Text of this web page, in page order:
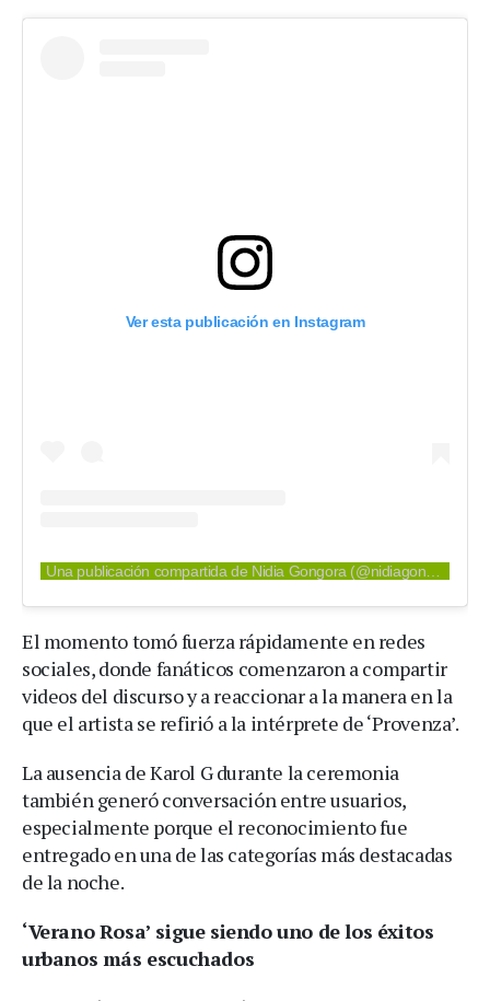
Ver esta publicación en Instagram
El momento tomó fuerza rápidamente en redes
sociales, donde fanáticos comenzaron a compartir
videos del discurso y a reaccionar a la manera en la
que el artista se refirió a la intérprete de ‘Provenza’.
La ausencia de Karol G durante la ceremonia
también generó conversación entre usuarios,
especialmente porque el reconocimiento fue
entregado en una de las categorías más destacadas
de la noche.
‘Verano Rosa’ sigue siendo uno de los éxitos
urbanos más escuchados